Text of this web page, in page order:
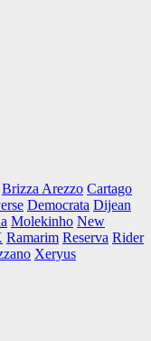
Brizza Arezzo Cartago
Democrata Dijean
Molekinho New
Ramarim Reserva Rider
Xeryus